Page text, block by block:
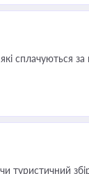
сплачуються
туристичний